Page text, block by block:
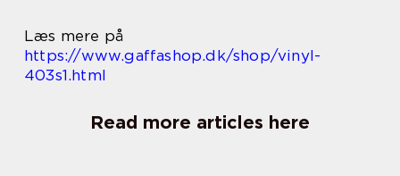
Læs mere på
https://www.gaffashop.dk/shop/vinyl-
403s1.html
Read more articles here